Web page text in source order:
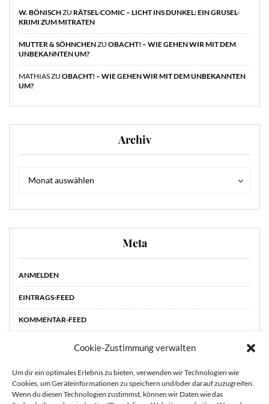
Cookie-Zustimmung verwalten
Um dir ein optimales Erlebnis zu bieten, verwenden wir Technologien wie
Cookies, um Geräteinformationen zu speichern und/oder darauf zuzugreifen.
Wenn du diesen Technologien zustimmst, können wir Daten wie das
W. BÖNISCHZU RÄTSEL-COMIC – LICHT INS DUNKEL: EIN GRUSEL-
KRIMI ZUM MITRATEN
MUTTER & SÖHNCHENZU OBACHT! – WIE GEHEN WIR MIT DEM
UNBEKANNTEN UM?
MATHIASZU OBACHT! – WIE GEHEN WIR MIT DEM UNBEKANNTEN
UM?
Archiv
Monat auswählen
Meta
ANMELDEN
EINTRAGS-FEED
KOMMENTAR-FEED